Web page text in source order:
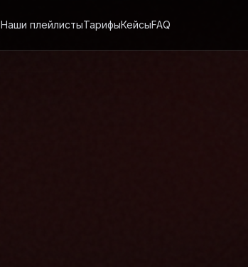
Наши плейлисты ТарифыКейсыFAQ